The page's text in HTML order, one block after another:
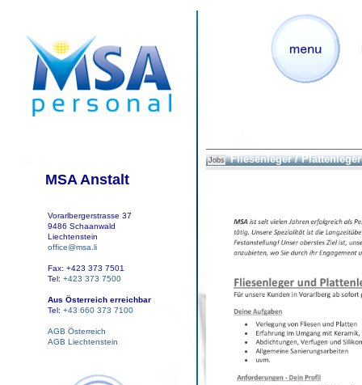
MSA Anstalt
Vorarlbergerstrasse 37
9486 Schaanwald
Liechtenstein
office@msa.li
Fax: +423 373 7501
Tel: +423 373 7500
Aus Österreich erreichbar
Tel: +43 660 373 7100
AGB Österreich
AGB Liechtenstein
Jobs Fliesenleger / Plattenleger